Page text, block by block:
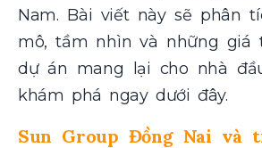
Nam. Bài viết này sẽ phân
mô, tầm nhìn và những giá
dự án mang lại cho nhà
khám phá ngay dưới đây.
Sun Group Đồng Nai và